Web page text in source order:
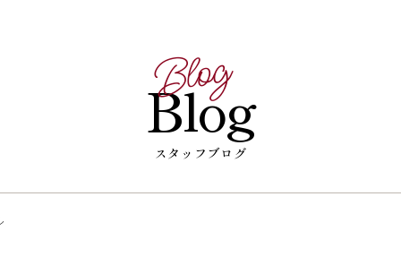
Blog
Blog
スタッフブログ